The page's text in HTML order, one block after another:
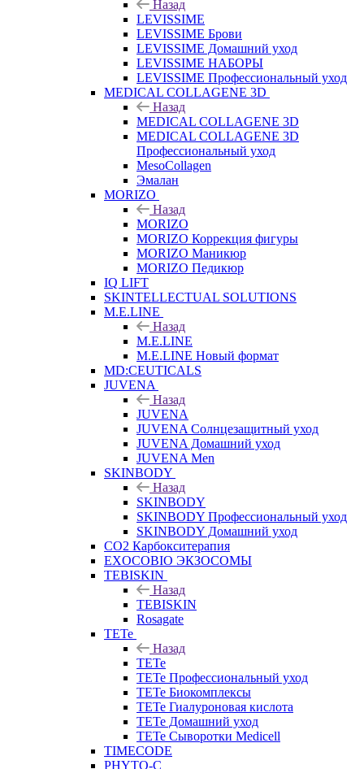
Назад
LEVISSIME
LEVISSIME Брови
LEVISSIME Домашний уход
LEVISSIME НАБОРЫ
LEVISSIME Профессиональный уход
MEDICAL COLLAGENE 3D
Назад
MEDICAL COLLAGENE 3D
MEDICAL COLLAGENE 3D
Профессиональный уход
MesoCollagen
Эмалан
MORIZO
Назад
MORIZO
MORIZO Коррекция фигуры
MORIZO Маникюр
MORIZO Педикюр
IQ LIFT
SKINTELLECTUAL SOLUTIONS
M.E.LINE
Назад
M.E.LINE
M.E.LINE Новый формат
MD:CEUTICALS
JUVENA
Назад
JUVENA
JUVENA Солнцезащитный уход
JUVENA Домашний уход
JUVENA Men
SKINBODY
Назад
SKINBODY
SKINBODY Профессиональный уход
SKINBODY Домашний уход
CO2 Карбокситерапия
EXOCOBIO ЭКЗОСОМЫ
TEBISKIN
Назад
TEBISKIN
Rosagate
TETe
Назад
TETe
TETe Профессиональный уход
TETe Биокомплексы
TETe Гиалуроновая кислота
TETe Домашний уход
TETe Сыворотки Medicell
TIMECODE
PHYTO-C